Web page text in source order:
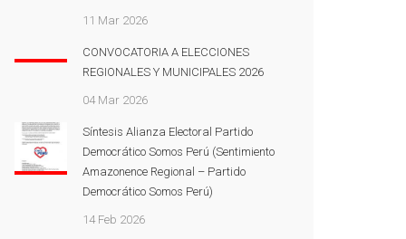
11 Mar 2026
CONVOCATORIA A ELECCIONES
REGIONALES Y MUNICIPALES 2026
04 Mar 2026
Síntesis Alianza Electoral Partido
Democrático Somos Perú (Sentimiento
Amazonence Regional – Partido
Democrático Somos Perú)
14 Feb 2026